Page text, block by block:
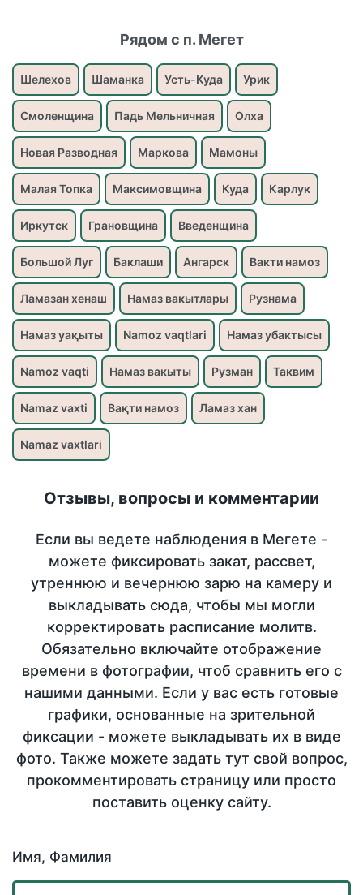
Рядом с п. Мегет
Шелехов Шаманка Усть-Куда Урик
Смоленщина Падь Мельничная Олха
Новая Разводная Маркова Мамоны
Малая Топка Максимовщина Куда Карлук
Иркутск Грановщина Введенщина
Большой Луг Баклаши Ангарск Вакти намоз
Ламазан хенаш Намаз вакытлары Рузнама
Намаз уақыты Namoz vaqtlari Намаз убактысы
Namoz vaqti Намаз вакыты Рузман Таквим
Namaz vaxti Вақти намоз Ламаз хан
Namaz vaxtlari
Отзывы, вопросы и комментарии
Если вы ведете наблюдения в Мегете -
можете фиксировать закат, рассвет,
утреннюю и вечернюю зарю на камеру и
выкладывать сюда, чтобы мы могли
корректировать расписание молитв.
Обязательно включайте отображение
времени в фотографии, чтоб сравнить его с
нашими данными. Если у вас есть готовые
графики, основанные на зрительной
фиксации - можете выкладывать их в виде
фото. Также можете задать тут свой вопрос,
прокомментировать страницу или просто
поставить оценку сайту.
Имя, Фамилия